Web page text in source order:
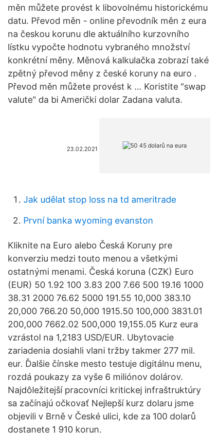
měn můžete provést k libovolnému historickému
datu. Převod měn - online převodník měn z eura
na českou korunu dle aktuálního kurzovního
lístku vypočte hodnotu vybraného množství
konkrétní měny. Měnová kalkulačka zobrazí také
zpětný převod měny z české koruny na euro .
Převod měn můžete provést k … Koristite "swap
valute" da bi Američki dolar Zadana valuta.
23.02.2021
Jak udělat stop loss na td ameritrade
První banka wyoming evanston
Kliknite na Euro alebo Česká Koruny pre
konverziu medzi touto menou a všetkými
ostatnými menami. Česká koruna (CZK) Euro
(EUR) 50 1.92 100 3.83 200 7.66 500 19.16 1000
38.31 2000 76.62 5000 191.55 10,000 383.10
20,000 766.20 50,000 1915.50 100,000 3831.01
200,000 7662.02 500,000 19,155.05 Kurz eura
vzrástol na 1,2183 USD/EUR. Ubytovacie
zariadenia dosiahli vlani tržby takmer 277 mil.
eur. Ďalšie čínske mesto testuje digitálnu menu,
rozdá poukazy za vyše 6 miliónov dolárov.
Najdôležitejší pracovníci kritickej infraštruktúry
sa začínajú očkovať Nejlepší kurz dolaru jsme
objevili v Brně v České ulici, kde za 100 dolarů
dostanete 1 910 korun.